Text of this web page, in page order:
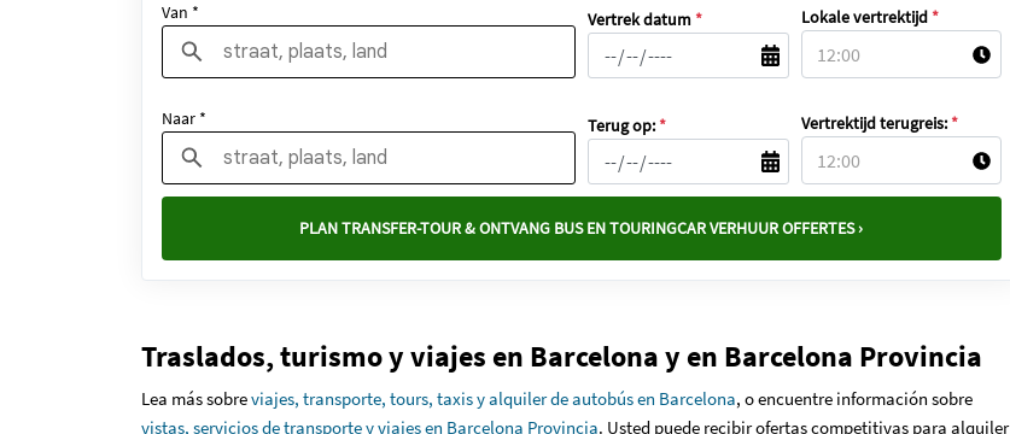
Van * Vertrek datum * Lokale vertrektijd *
Naar * Terug op: * Vertrektijd terugreis: *
PLAN TRANSFER-TOUR & ONTVANG BUS EN TOURINGCAR VERHUUR OFFERTES ›
Traslados, turismo y viajes en Barcelona y en Barcelona Provincia
Lea más sobreviajes, transporte, tours, taxis y alquiler de autobús en Barcelona, o encuentre información sobre
vistas, servicios de transporte y viajes en Barcelona Provincia. Usted puede recibir ofertas competitivas para alquiler